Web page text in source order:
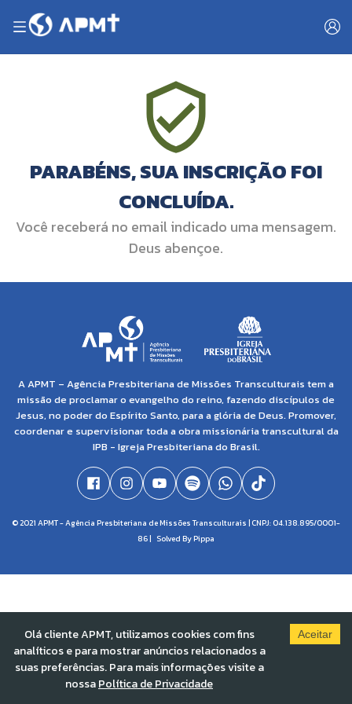
PARABÉNS, SUA INSCRIÇÃO FOI
CONCLUÍDA.
Você receberá no email indicado uma mensagem.
Deus abençoe.
A APMT – Agência Presbiteriana de Missões Transculturais tem a
missão de proclamar o evangelho do reino, fazendo discípulos de
Jesus, no poder do Espírito Santo, para a glória de Deus. Promover,
coordenar e supervisionar toda a obra missionária transcultural da
IPB - Igreja Presbiteriana do Brasil.
© 2021 APMT - Agência Presbiteriana de Missões Transculturais | CNPJ: 04.138.895/0001-
86 | Solved By Pippa
Olá cliente APMT, utilizamos cookies com fins
analíticos e para mostrar anúncios relacionados a
suas preferências. Para mais informações visite a
nossaPolítica de Privacidade
Aceitar